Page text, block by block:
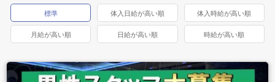
標準 体入日給が高い順 体入時給が高い順
月給が高い順 日給が高い順 時給が高い順